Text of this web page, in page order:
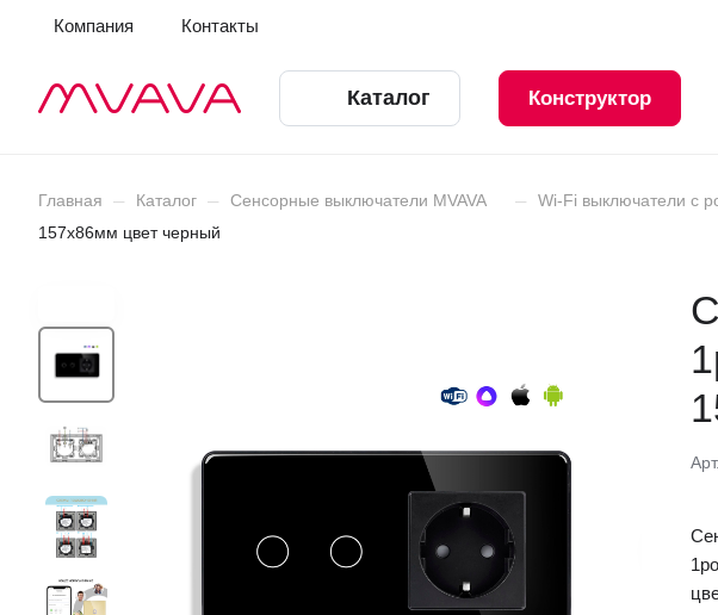
Компания Контакты
Каталог Конструктор
Главная – Каталог – Сенсорные выключатели MVAVA – Wi-Fi выключатели с
157х86мм цвет черный
Арт.